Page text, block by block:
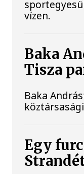
vízen.
Baka
Tisza
Baka
Egy